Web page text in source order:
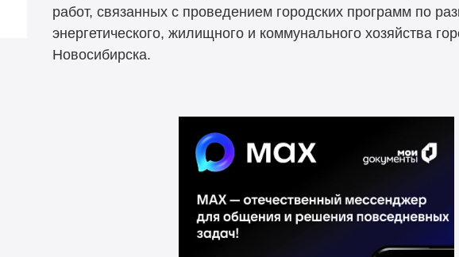
работ, связанных с проведением городских программ по
энергетического, жилищного и коммунального хозяйства
Новосибирска.